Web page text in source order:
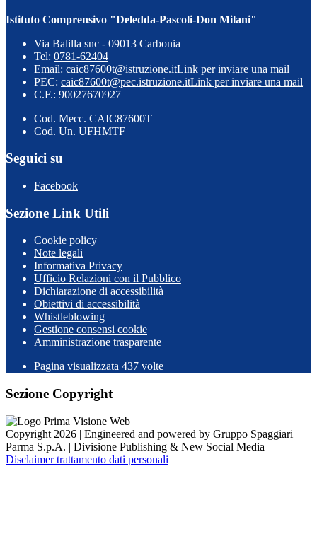
Istituto Comprensivo "Deledda-Pascoli-Don Milani"
Via Balilla snc - 09013 Carbonia
Tel: 0781-62404
Email: caic87600t@istruzione.itLink per inviare una mail
PEC: caic87600t@pec.istruzione.itLink per inviare una mail
C.F.: 90027670927
Cod. Mecc. CAIC87600T
Cod. Un. UFHMTF
Seguici su
Facebook
Sezione Link Utili
Cookie policy
Note legali
Informativa Privacy
Ufficio Relazioni con il Pubblico
Dichiarazione di accessibilità
Obiettivi di accessibilità
Whistleblowing
Gestione consensi cookie
Amministrazione trasparente
Pagina visualizzata 437 volte
Sezione Copyright
Copyright 2026 | Engineered and powered by Gruppo Spaggiari
Parma S.p.A. | Divisione Publishing & New Social Media
Disclaimer trattamento dati personali